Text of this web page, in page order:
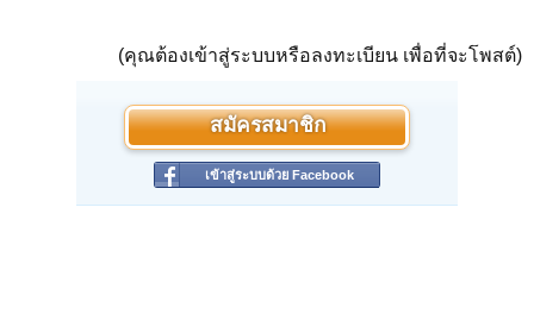
(คุณต้องเข้าสู่ระบบหรือลงทะเบียน เพื่อที่จะโพสต์)
สมัครสมาชิก
เข้าสู่ระบบด้วย Facebook